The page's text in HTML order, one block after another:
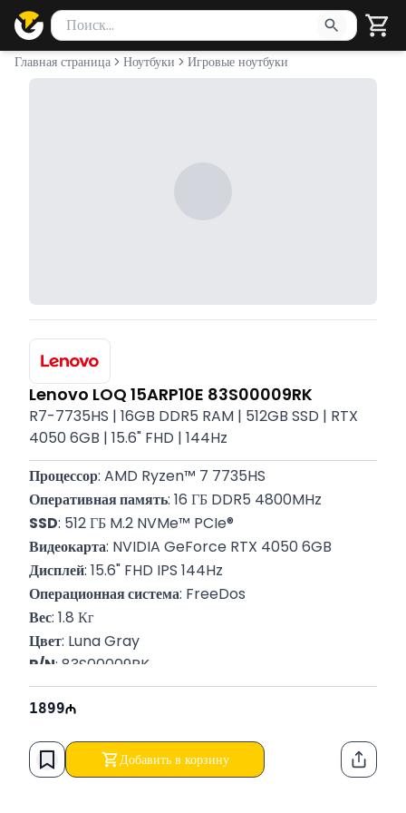
Поиск товаров
Введите минимум 2 символа для поиска. Нажмите Enter
Главная страница Ноутбуки Игровые ноутбуки
Lenovo LOQ 15ARP10E 83S00009RK
R7-7735HS | 16GB DDR5 RAM | 512GB SSD | RTX
4050 6GB | 15.6" FHD | 144Hz
Процессор: AMD Ryzen™ 7 7735HS
Оперативная память: 16 ГБ DDR5 4800MHz
SSD: 512 ГБ M.2 NVMe™ PCIe®
Видеокарта: NVIDIA GeForce RTX 4050 6GB
Дисплей: 15.6" FHD IPS 144Hz
Операционная система: FreeDos
Вес: 1.8 Кг
Цвет: Luna Gray
P/N: 83S00009RK
Гарантия: 12 месяцев
1899
Добавить в корзину